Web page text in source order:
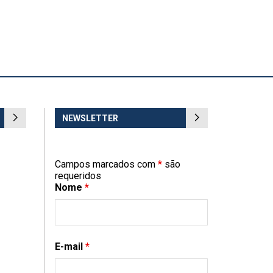
NEWSLETTER
Campos marcados com *são
requeridos
Nome *
E-mail *